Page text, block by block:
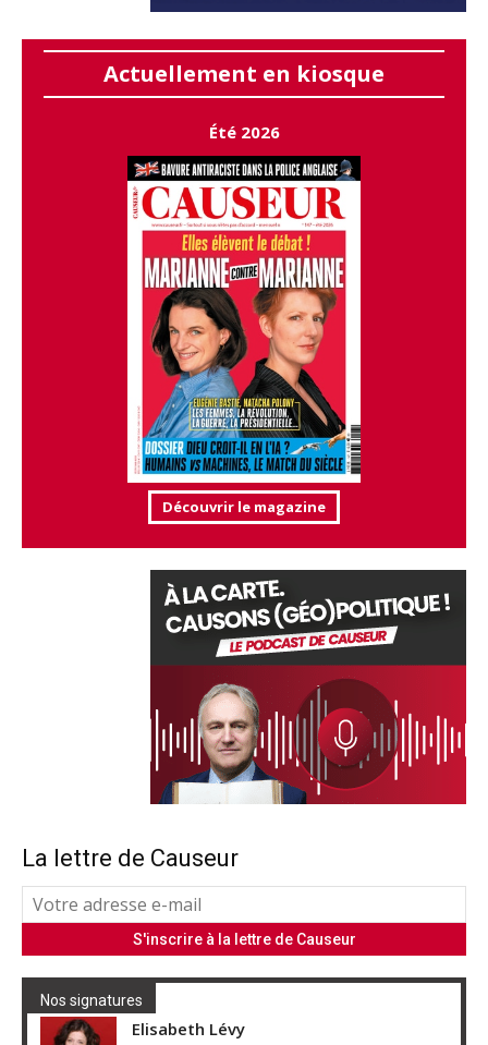
Actuellement en kiosque
Été 2026
Découvrir le magazine
La lettre de Causeur
Nos signatures
Elisabeth Lévy